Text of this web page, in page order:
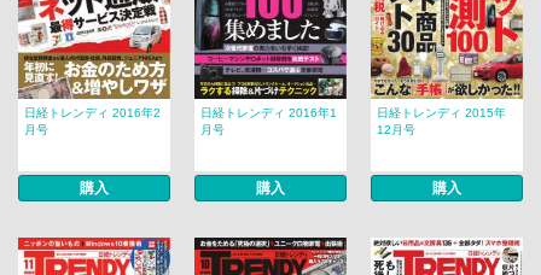
日経トレンディ 2016年2
月号
購入
日経トレンディ 2016年1
月号
購入
日経トレンディ 2015年
12月号
購入